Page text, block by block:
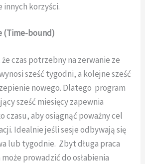
korzyści.
(Time-bound)
czas potrzebny na zerwanie ze
sześć tygodni, a kolejne sześć
nowego. Dlatego program
sześć miesięcy zapewnia
czasu, aby osiągnąć poważny cel
Idealnie jeśli sesje odbywają się
lub tygodnie. Zbyt długa praca
prowadzić do osłabienia